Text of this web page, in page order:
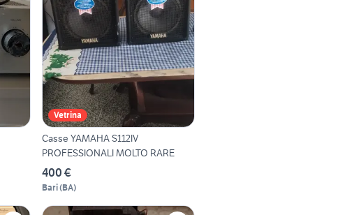
Vetrina
Casse YAMAHA S112IV
PROFESSIONALI MOLTO RARE
400 €
Bari(BA)